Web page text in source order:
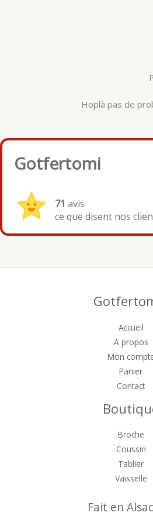
Hoplà pas de
Gotfertomi
71 avis
ce que disent nos
Accueil
A propos
Mon
Panier
Contact
Broche
Coussin
Tablier
Vaisselle
Fait en